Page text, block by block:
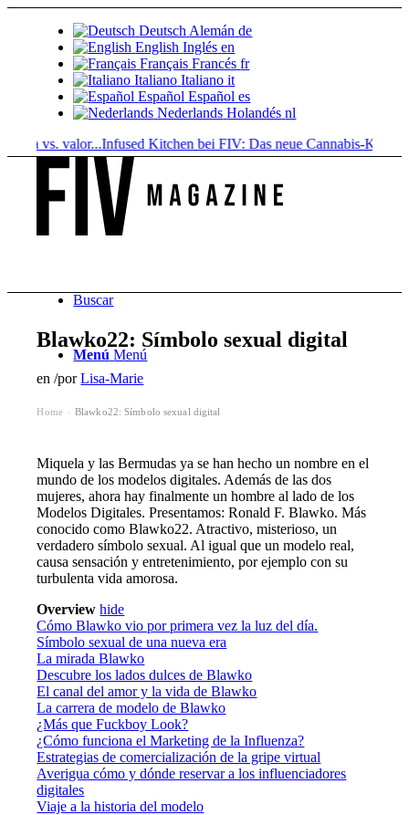
Deutsch Alemán de
English Inglés en
Français Francés fr
Italiano Italiano it
Español Español es
Nederlands Holandés nl
vs. valor...Infused Kitchen bei FIV: Das neue Cannabis-Kochportal
Buscar
Menú Menú
Blawko22: Símbolo sexual digital
en/porLisa-Marie
Home Blawko22: Símbolo sexual digital
Miquela y las Bermudas ya se han hecho un nombre en el
mundo de los modelos digitales. Además de las dos
mujeres, ahora hay finalmente un hombre al lado de los
Modelos Digitales. Presentamos: Ronald F. Blawko. Más
conocido como Blawko22. Atractivo, misterioso, un
verdadero símbolo sexual. Al igual que un modelo real,
causa sensación y entretenimiento, por ejemplo con su
turbulenta vida amorosa.
Overview hide
Cómo Blawko vio por primera vez la luz del día.
Símbolo sexual de una nueva era
La mirada Blawko
Descubre los lados dulces de Blawko
El canal del amor y la vida de Blawko
La carrera de modelo de Blawko
¿Más que Fuckboy Look?
¿Cómo funciona el Marketing de la Influenza?
Estrategias de comercialización de la gripe virtual
Averigua cómo y dónde reservar a los influenciadores
digitales
Viaje a la historia del modelo